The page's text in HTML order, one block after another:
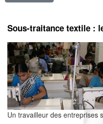
Sous-traitance textile :
Un travailleur des entreprises